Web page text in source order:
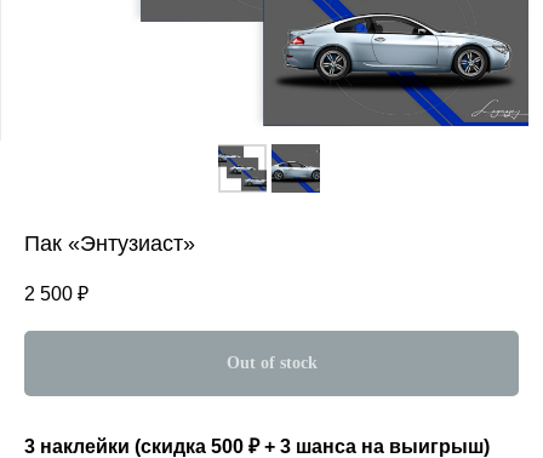
Пак «Энтузиаст»
2 500 ₽
Out of stock
3 наклейки (скидка 500 ₽ + 3 шанса на выигрыш)